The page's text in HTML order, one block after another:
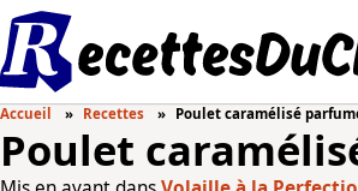
Accueil Recettes Poulet caramélisé
Poulet